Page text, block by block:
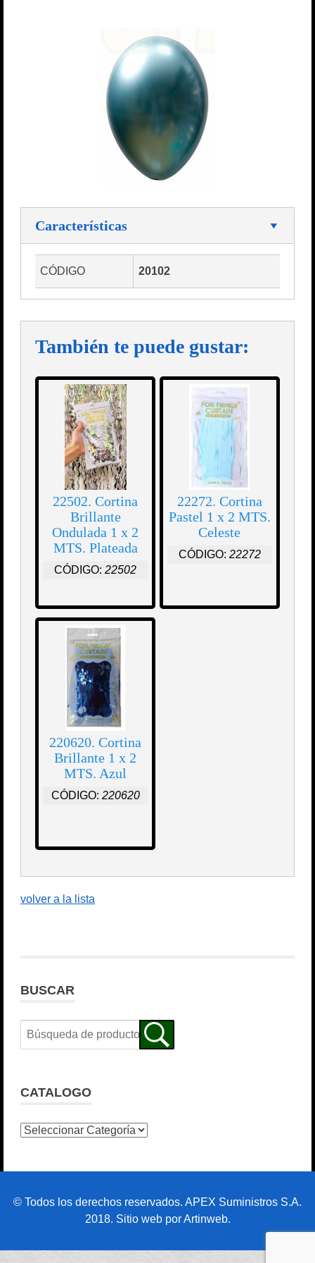
Características
CÓDIGO 20102
También te puede gustar:
22502. Cortina
Brillante
Ondulada 1 x 2
MTS. Plateada
CÓDIGO: 22502
22272. Cortina
Pastel 1 x 2 MTS.
Celeste
CÓDIGO: 22272
220620. Cortina
Brillante 1 x 2
MTS. Azul
CÓDIGO: 220620
volver a la lista
BUSCAR
CATALOGO
© Todos los derechos reservados. APEX Suministros S.A.
2018. Sitio web por Artinweb.